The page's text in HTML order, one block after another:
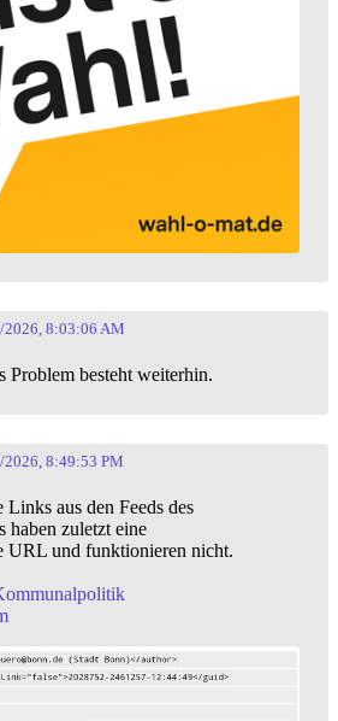
2026, 8:03:06 AM
Problem besteht weiterhin.
2026, 8:49:53 PM
Links aus den Feeds des
haben zuletzt eine
URL und funktionieren nicht.